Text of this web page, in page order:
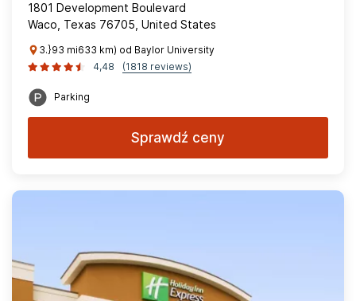
1801 Development Boulevard
Waco, Texas 76705, United States
3.}93 mi633 km) od Baylor University
4,48
(1818 reviews)
Parking
Sprawdź ceny